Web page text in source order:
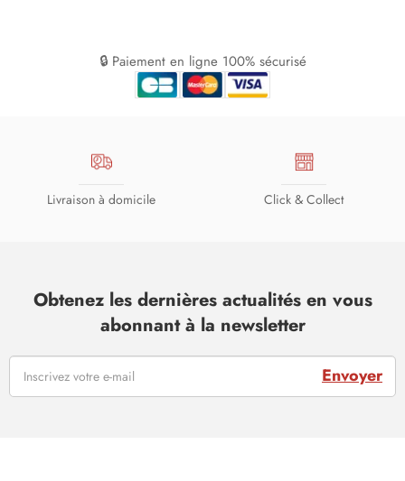
🔒 Paiement en ligne 100% sécurisé
Livraison à domicile Click & Collect
Obtenez les dernières actualités en vous
abonnant à la newsletter
Envoyer